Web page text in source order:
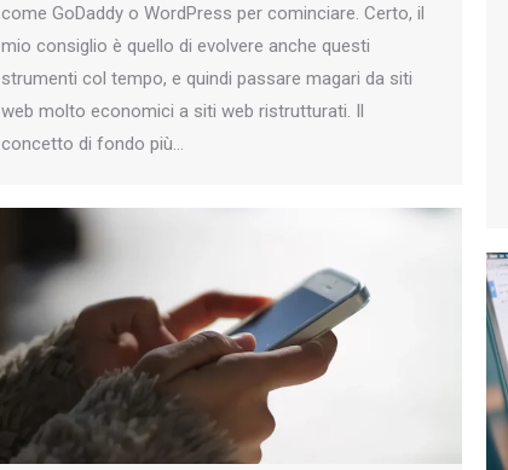
come GoDaddy o WordPress per cominciare. Certo, il
mio consiglio è quello di evolvere anche questi
strumenti col tempo, e quindi passare magari da siti
web molto economici a siti web ristrutturati. Il
concetto di fondo più…